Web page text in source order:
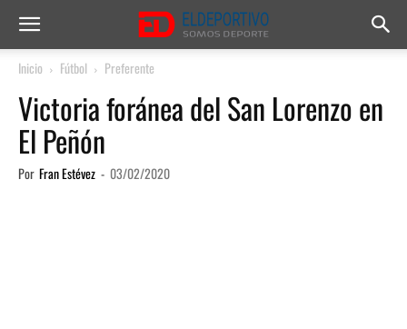
Inicio Fútbol Preferente
Victoria foránea del San Lorenzo en
El Peñón
Por Fran Estévez - 03/02/2020